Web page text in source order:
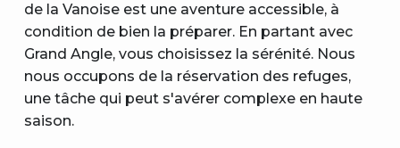
de la Vanoise est une aventure accessible, à
condition de bien la préparer. En partant avec
Grand Angle, vous choisissez la sérénité. Nous
nous occupons de la réservation des refuges,
une tâche qui peut s'avérer complexe en haute
saison.